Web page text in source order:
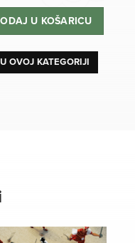
U KOŠARICU
OVOJ KATEGORIJI